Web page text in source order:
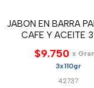
JABON EN BARRA
CAFE Y ACEITE
$9.750 x
3x110gr
42737